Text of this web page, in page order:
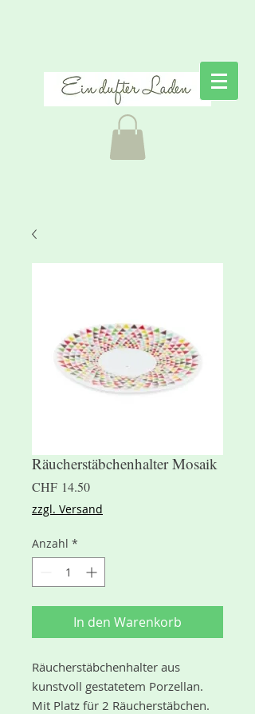
Räucherstäbchenhalter Mosaik
CHF 14.50Preis
zzgl. Versand
Anzahl *
In den Warenkorb
Räucherstäbchenhalter aus
kunstvoll gestatetem Porzellan.
Mit Platz für 2 Räucherstäbchen.